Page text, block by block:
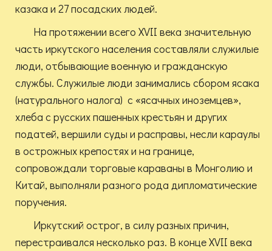
казака и 27 посадских людей.
На протяжении всего XVII века значительную
часть иркутского населения составляли служилые
люди, отбывающие военную и гражданскую
службы. Служилые люди занимались сбором ясака
(натурального налога) с «ясачных иноземцев»,
хлеба с русских пашенных крестьян и других
податей, вершили суды и расправы, несли караулы
в острожных крепостях и на границе,
сопровождали торговые караваны в Монголию и
Китай, выполняли разного рода дипломатические
поручения.
Иркутский острог, в силу разных причин,
перестраивался несколько раз. В конце XVII века